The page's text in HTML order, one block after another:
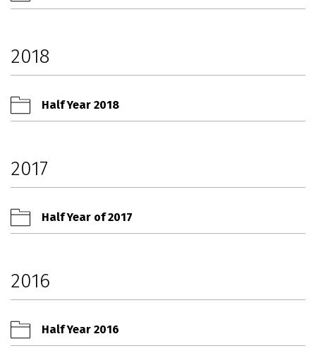
2018
Half Year 2018
2017
Half Year of 2017
2016
Half Year 2016